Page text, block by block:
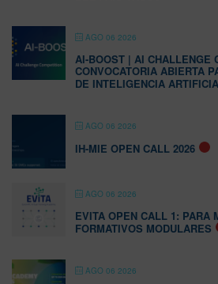
AGO 06 2026
AI-BOOST | AI CHALLENGE
CONVOCATORIA ABIERTA
DE INTELIGENCIA
AGO 06 2026
IH-MIE OPEN CALL 2026
AGO 06 2026
EVITA OPEN CALL 1: PARA
FORMATIVOS MODULARES
AGO 06 2026